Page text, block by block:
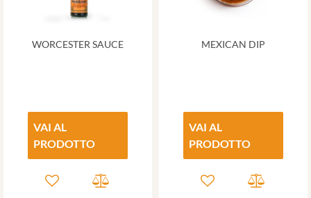
WORCESTER SAUCE
VAI AL
PRODOTTO
MEXICAN DIP
VAI AL
PRODOTTO